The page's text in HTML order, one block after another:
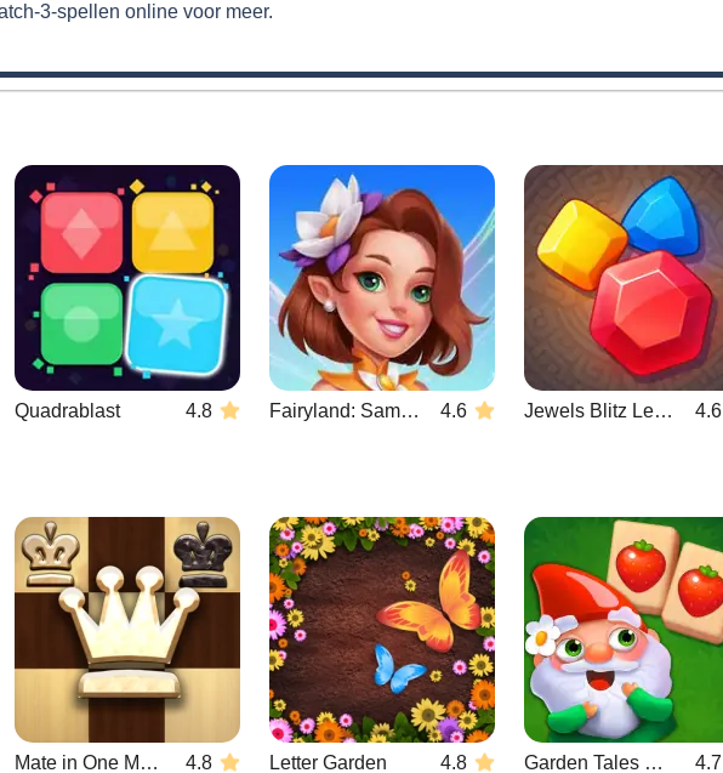
3-spellen online voor meer.
Quadrablast 4.8 Fairyland: Samenvoegen & Magie 4.6 Jewels Blitz Legends 4.6
Mate in One Move 4.8 Letter Garden 4.8 Garden Tales Mahjong 4.7